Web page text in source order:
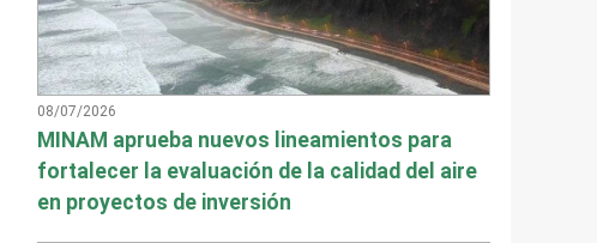
08/07/2026
MINAM aprueba nuevos lineamientos para
fortalecer la evaluación de la calidad del aire
en proyectos de inversión